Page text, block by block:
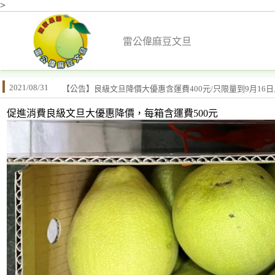
>
雷公偉麻豆文旦
2021/08/31 【公告】良級文旦降價大優惠含運費400元/只限量到9月16
促進消費良級文旦大優惠降價，每箱含運費500元